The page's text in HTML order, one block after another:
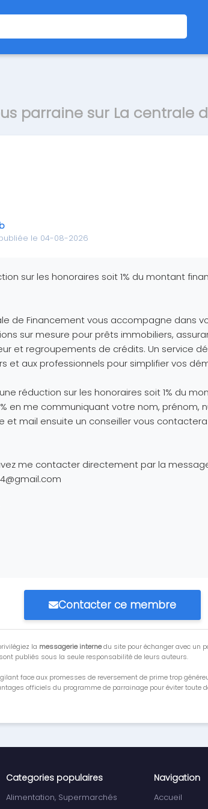
parraine sur La centrale
le 04-08-2026
sur les honoraires soit 1% du montant
de Financement vous accompagne dans
sur mesure pour prêts immobiliers,
et regroupements de crédits. Un service
et aux professionnels pour simplifier vos
réduction sur les honoraires soit 1% du
en me communiquant votre nom, prénom,
et mail ensuite un conseiller vous
me contacter directement par la
Contacter ce membre
la messagerie internedu site pour échanger avec un
publiés sous la seule responsabilité de leurs auteurs.
face aux promesses de reversement de prime trop
officiels du programme de parrainage pour éviter toute
Categories populaires
Alimentation, Supermarchés
Navigation
Accueil